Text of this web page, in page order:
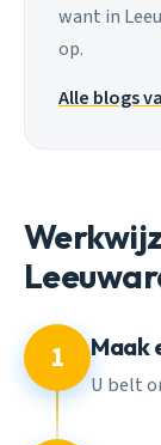
want in
op.
Alle blogs
1 Maak
U belt